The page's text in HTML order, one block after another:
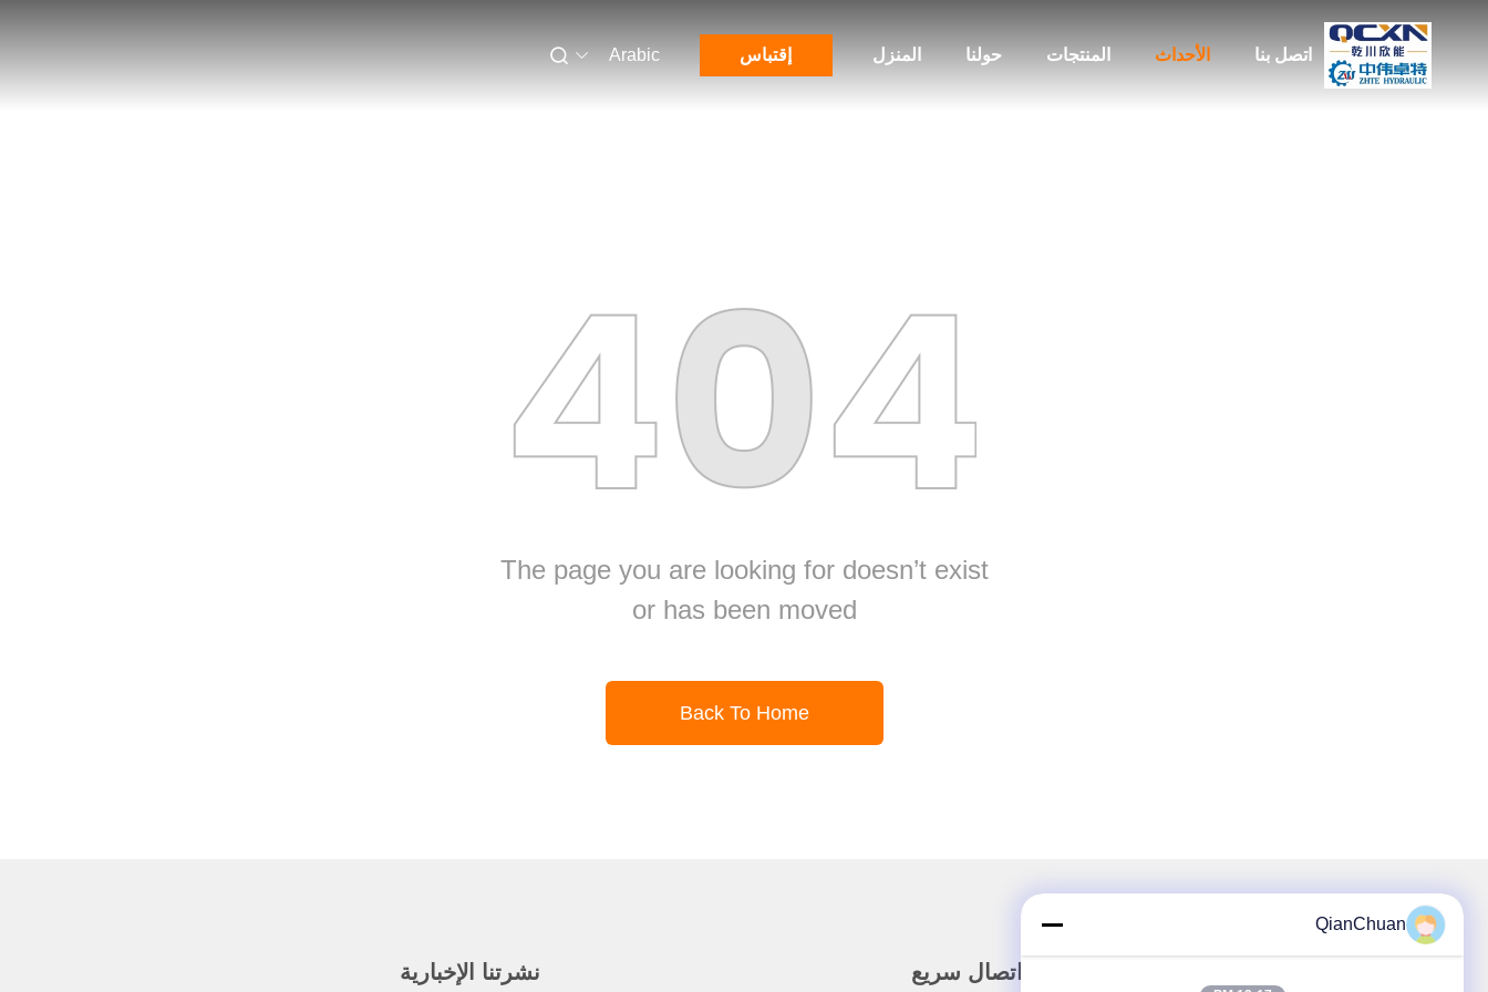
المنزل حولنا المنتجات الأحداث اتصل بنا إقتباس Arabic
The page you are looking for doesn’t exist
or has been moved
Back To Home
اتصال سريع نشرتنا الإخبارية
QianChuan